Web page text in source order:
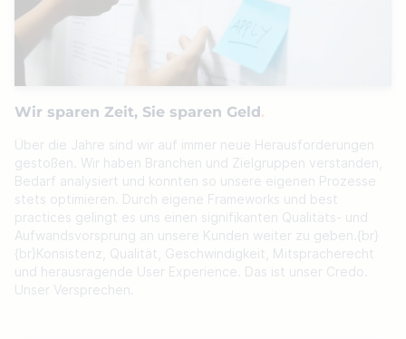
Wir sparen Zeit, Sie sparen Geld
Über die Jahre sind wir auf immer neue Herausforderungen
gestoßen. Wir haben Branchen und Zielgruppen verstanden,
Bedarf analysiert und konnten so unsere eigenen Prozesse
stets optimieren. Durch eigene Frameworks und best
practices gelingt es uns einen signifikanten Qualitäts- und
Aufwandsvorsprung an unsere Kunden weiter zu geben.{br}
{br}Konsistenz, Qualität, Geschwindigkeit, Mitspracherecht
und herausragende User Experience. Das ist unser Credo.
Unser Versprechen.